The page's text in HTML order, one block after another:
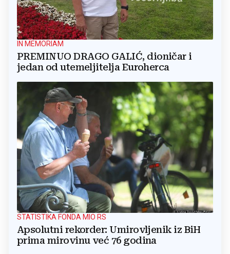
IN MEMORIAM
PREMINUO DRAGO GALIĆ, dioničar i
jedan od utemeljitelja Euroherca
STATISTIKA FONDA MIO RS
Apsolutni rekorder: Umirovljenik iz BiH
prima mirovinu već 76 godina